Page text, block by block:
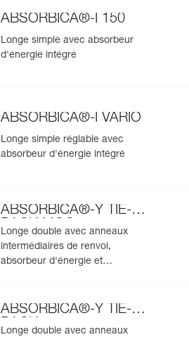
ABSORBICA®-I 150
Longe simple avec absorbeur
d'énergie intégré
ABSORBICA®-I VARIO
Longe simple réglable avec
absorbeur d'énergie intégré
ABSORBICA®-Y TIE-
BACK MGO
Longe double avec anneaux
intermédiaires de renvoi,
absorbeur d'énergie et
ABSORBICA®-Y TIE-
BACK
Longe double avec anneaux